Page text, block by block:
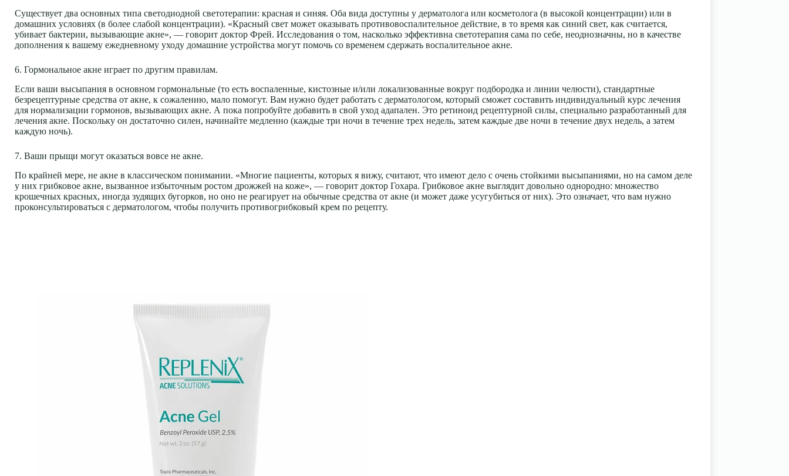
Существует два основных типа светодиодной светотерапии: красная и синяя. Оба вида доступны у дерматолога или косметолога (в высокой концентрации) или в
домашних условиях (в более слабой концентрации). «Красный свет может оказывать противовоспалительное действие, в то время как синий свет, как считается,
убивает бактерии, вызывающие акне», — говорит доктор Фрей. Исследования о том, насколько эффективна светотерапия сама по себе, неоднозначны, но в качестве
дополнения к вашему ежедневному уходу домашние устройства могут помочь со временем сдержать воспалительное акне.
6. Гормональное акне играет по другим правилам.
Если ваши высыпания в основном гормональные (то есть воспаленные, кистозные и/или локализованные вокруг подбородка и линии челюсти), стандартные
безрецептурные средства от акне, к сожалению, мало помогут. Вам нужно будет работать с дерматологом, который сможет составить индивидуальный курс лечения
для нормализации гормонов, вызывающих акне. А пока попробуйте добавить в свой уход адапален. Это ретиноид рецептурной силы, специально разработанный для
лечения акне. Поскольку он достаточно силен, начинайте медленно (каждые три ночи в течение трех недель, затем каждые две ночи в течение двух недель, а затем
каждую ночь).
7. Ваши прыщи могут оказаться вовсе не акне.
По крайней мере, не акне в классическом понимании. «Многие пациенты, которых я вижу, считают, что имеют дело с очень стойкими высыпаниями, но на самом деле
у них грибковое акне, вызванное избыточным ростом дрожжей на коже», — говорит доктор Гохара. Грибковое акне выглядит довольно однородно: множество
крошечных красных, иногда зудящих бугорков, но оно не реагирует на обычные средства от акне (и может даже усугубиться от них). Это означает, что вам нужно
проконсультироваться с дерматологом, чтобы получить противогрибковый крем по рецепту.